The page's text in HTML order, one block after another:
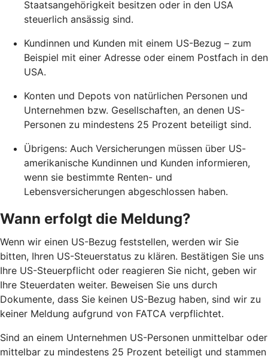
Staatsangehörigkeit besitzen oder in den USA
steuerlich ansässig sind.
Kundinnen und Kunden mit einem US-Bezug – zum
Beispiel mit einer Adresse oder einem Postfach in den
USA.
Konten und Depots von natürlichen Personen und
Unternehmen bzw. Gesellschaften, an denen US-
Personen zu mindestens 25 Prozent beteiligt sind.
Übrigens: Auch Versicherungen müssen über US-
amerikanische Kundinnen und Kunden informieren,
wenn sie bestimmte Renten- und
Lebensversicherungen abgeschlossen haben.
Wann erfolgt die Meldung?
Wenn wir einen US-Bezug feststellen, werden wir Sie
bitten, Ihren US-Steuerstatus zu klären. Bestätigen Sie uns
Ihre US-Steuerpflicht oder reagieren Sie nicht, geben wir
Ihre Steuerdaten weiter. Beweisen Sie uns durch
Dokumente, dass Sie keinen US-Bezug haben, sind wir zu
keiner Meldung aufgrund von FATCA verpflichtet.
Sind an einem Unternehmen US-Personen unmittelbar oder
mittelbar zu mindestens 25 Prozent beteiligt und stammen